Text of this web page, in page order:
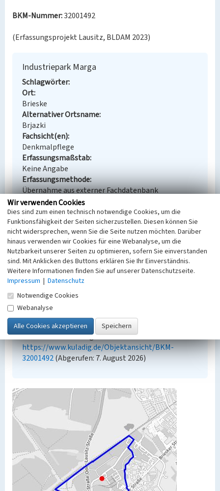
BKM-Nummer:32001492
(Erfassungsprojekt Lausitz, BLDAM 2023)
Industriepark Marga
Schlagwörter
Ort
Brieske
Alternativer Ortsname
Brjazki
Fachsicht(en)
Denkmalpflege
Erfassungsmaßstab
Keine Angabe
Erfassungsmethode
Übernahme aus externer Fachdatenbank
Empfohlene Zitierweise
Urheberrechtlicher Hinweis
Der hier präsentierte Inhalt steht unter der freien
Lizenz dl-by-de/2.0 (Namensnennung). Die
angezeigten Medien unterliegen möglicherweise
zusätzlichen urheberrechtlichen Bedingungen, die
an diesen ausgewiesen sind.
Empfohlene Zitierweise
„Industriepark Marga”. In: KuLaDig,
Kultur.Landschaft.Digital. URL:
https://www.kuladig.de/Objektansicht/BKM-
32001492(Abgerufen: 7. August 2026)
Wir verwenden Cookies
Dies sind zum einen technisch notwendige Cookies, um die
Funktionsfähigkeit der Seiten sicherzustellen. Diesen können Sie
nicht widersprechen, wenn Sie die Seite nutzen möchten. Darüber
hinaus verwenden wir Cookies für eine Webanalyse, um die
Nutzbarkeit unserer Seiten zu optimieren, sofern Sie einverstanden
sind. Mit Anklicken des Buttons erklären Sie Ihr Einverständnis.
Weitere Informationen finden Sie auf unserer Datenschutzseite.
Impressum | Datenschutz
Notwendige Cookies
Webanalyse